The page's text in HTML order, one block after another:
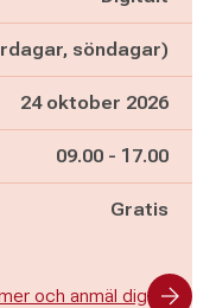
söndagar)
24 oktober 2026
Pågår mellan
09.00 - och
17.00
Gratis
och anmäl dig